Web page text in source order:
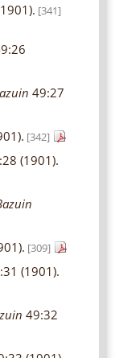
[341]
49:27
[342]
(1901).
[309]
(1901).
49:32